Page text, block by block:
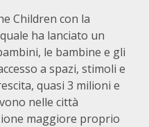
Children con la
ha lanciato un
le bambine e gli
a spazi, stimoli e
quasi 3 milioni e
nelle città
maggiore proprio